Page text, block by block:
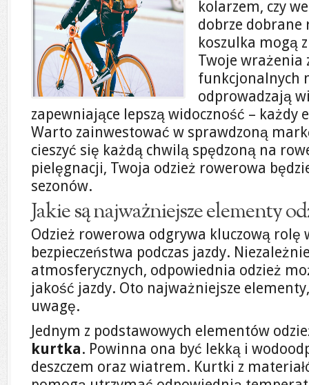
kolarzem, czy
dobrze
koszulka mogą
Twoje wrażenia
funkcjonalnych
odprowadzają
zapewniające lepszą widoczność – każdy
Warto zainwestować w sprawdzoną
cieszyć się każdą chwilą spędzoną na
pielęgnacji, Twoja odzież rowerowa
sezonów.
Jakie są najważniejsze elementy
Odzież rowerowa odgrywa kluczową
bezpieczeństwa podczas jazdy.
atmosferycznych, odpowiednia odzież
jakość jazdy. Oto najważniejsze
uwagę.
Jednym z podstawowych elementów
kurtka. Powinna ona być lekką i
deszczem oraz wiatrem. Kurtki z